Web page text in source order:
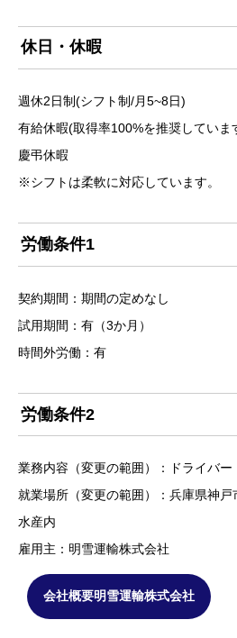
休日・休暇
週休2日制(シフト制/月5~8日)
有給休暇(取得率100%を推奨していま
慶弔休暇
※シフトは柔軟に対応しています。
労働条件1
契約期間：期間の定めなし
試用期間：有（3か月）
時間外労働：有
労働条件2
業務内容（変更の範囲）：ドライバー
就業場所（変更の範囲）：兵庫県神
水産内
雇用主：明雪運輸株式会社
会社概要明雪運輸株式会社